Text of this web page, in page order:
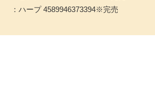
：ハープ 4589946373394※完売